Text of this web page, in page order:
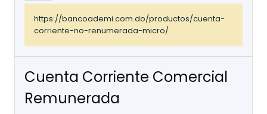
https://bancoademi.com.do/productos/cuenta-
corriente-no-renumerada-micro/
Cuenta Corriente Comercial
Remunerada